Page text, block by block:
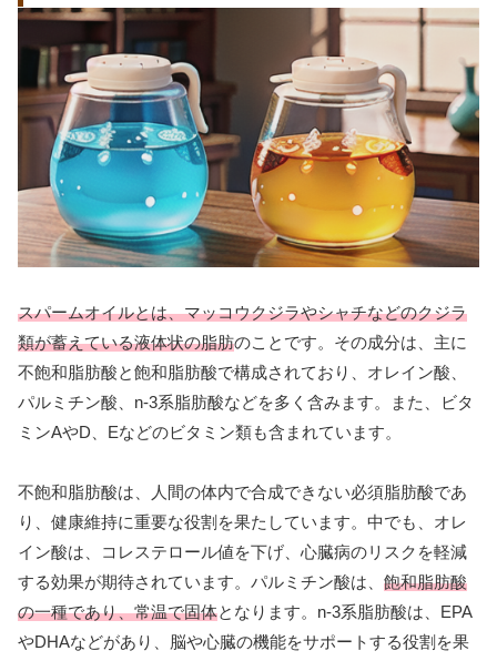
スパームオイルとは、マッコウクジラやシャチなどのクジラ
類が蓄えている液体状の脂肪のことです。その成分は、主に
不飽和脂肪酸と飽和脂肪酸で構成されており、オレイン酸、
パルミチン酸、n-3系脂肪酸などを多く含みます。また、ビタ
ミンAやD、Eなどのビタミン類も含まれています。
不飽和脂肪酸は、人間の体内で合成できない必須脂肪酸であ
り、健康維持に重要な役割を果たしています。中でも、オレ
イン酸は、コレステロール値を下げ、心臓病のリスクを軽減
する効果が期待されています。パルミチン酸は、 飽和脂肪酸
の一種であり、常温で固体となります。n-3系脂肪酸は、EPA
やDHAなどがあり、脳や心臓の機能をサポートする役割を果